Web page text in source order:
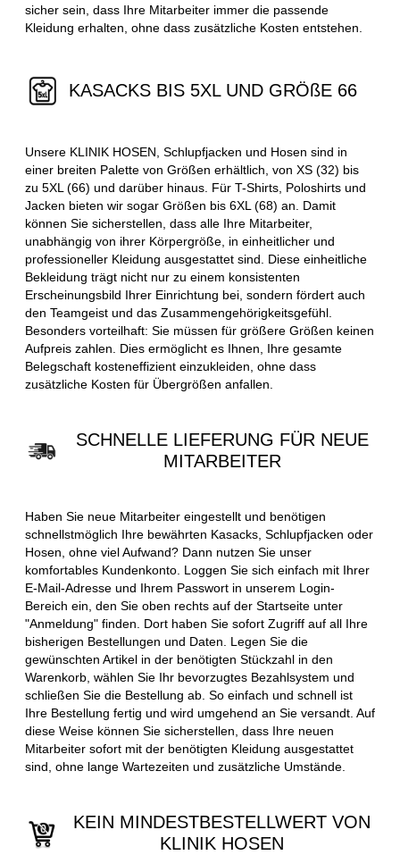
sicher sein, dass Ihre Mitarbeiter immer die passende
Kleidung erhalten, ohne dass zusätzliche Kosten entstehen.
KASACKS BIS 5XL UND GRÖßE 66
Unsere KLINIK HOSEN, Schlupfjacken und Hosen sind in
einer breiten Palette von Größen erhältlich, von XS (32) bis
zu 5XL (66) und darüber hinaus. Für T-Shirts, Poloshirts und
Jacken bieten wir sogar Größen bis 6XL (68) an. Damit
können Sie sicherstellen, dass alle Ihre Mitarbeiter,
unabhängig von ihrer Körpergröße, in einheitlicher und
professioneller Kleidung ausgestattet sind. Diese einheitliche
Bekleidung trägt nicht nur zu einem konsistenten
Erscheinungsbild Ihrer Einrichtung bei, sondern fördert auch
den Teamgeist und das Zusammengehörigkeitsgefühl.
Besonders vorteilhaft: Sie müssen für größere Größen keinen
Aufpreis zahlen. Dies ermöglicht es Ihnen, Ihre gesamte
Belegschaft kosteneffizient einzukleiden, ohne dass
zusätzliche Kosten für Übergrößen anfallen.
SCHNELLE LIEFERUNG FÜR NEUE
MITARBEITER
Haben Sie neue Mitarbeiter eingestellt und benötigen
schnellstmöglich Ihre bewährten Kasacks, Schlupfjacken oder
Hosen, ohne viel Aufwand? Dann nutzen Sie unser
komfortables Kundenkonto. Loggen Sie sich einfach mit Ihrer
E-Mail-Adresse und Ihrem Passwort in unserem Login-
Bereich ein, den Sie oben rechts auf der Startseite unter
"Anmeldung" finden. Dort haben Sie sofort Zugriff auf all Ihre
bisherigen Bestellungen und Daten. Legen Sie die
gewünschten Artikel in der benötigten Stückzahl in den
Warenkorb, wählen Sie Ihr bevorzugtes Bezahlsystem und
schließen Sie die Bestellung ab. So einfach und schnell ist
Ihre Bestellung fertig und wird umgehend an Sie versandt. Auf
diese Weise können Sie sicherstellen, dass Ihre neuen
Mitarbeiter sofort mit der benötigten Kleidung ausgestattet
sind, ohne lange Wartezeiten und zusätzliche Umstände.
KEIN MINDESTBESTELLWERT VON
KLINIK HOSEN